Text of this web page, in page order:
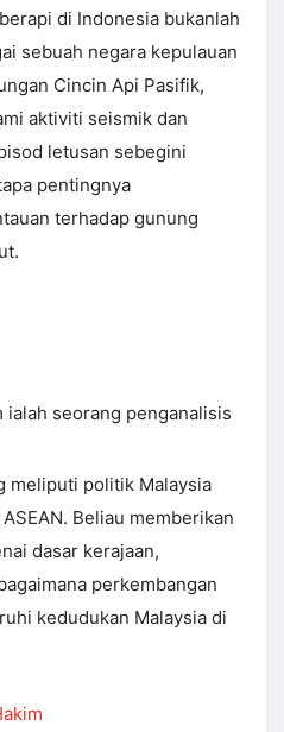
di Indonesia bukanlah
sebuah negara kepulauan
Cincin Api Pasifik,
aktiviti seismik dan
letusan sebegini
pentingnya
terhadap gunung
ialah seorang penganalisis
meliputi politik Malaysia
Beliau memberikan
dasar kerajaan,
perkembangan
kedudukan Malaysia di